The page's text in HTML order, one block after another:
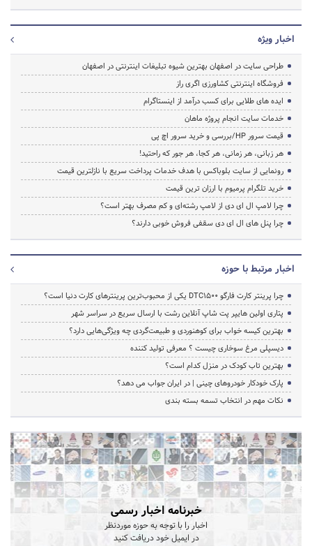
اخبار ویژه
طراحی سایت در اصفهان بهترین شیوه تبلیغات اینترنتی در اصفهان
فروشگاه اینترنتی کشاورزی اگری راز
ایده های طلایی برای کسب درآمد از اینستاگرام
خدمات سایت انجام پروژه ماهان
قیمت سرور HP/بررسی و خرید سرور اچ پی
هر زبانی، هر زمانی، هر کجا، هر جور که راحتید!
رونمایی از سایت بلوباکس با هدف خدمات پرداخت سریع با نازلترین قیمت
خرید تلگرام پرمیوم با ارزان ترین قیمت
چرا لامپ ال ای دی از لامپ رشته‌ای و کم مصرف بهتر است؟
چرا پنل های ال ای دی سقفی فروش خوبی دارند؟
اخبار مرتبط با حوزه
چرا پرینتر کارت فارگو DTC1500 یکی از محبوب‌ترین پرینترهای کارت دنیا است؟
پتاری اولین هایپر پت شاپ آنلاین رشت با ارسال سریع در سراسر شهر
بهترین کیسه خواب برای کوهنوردی و طبیعت‌گردی چه ویژگی‌هایی دارد؟
دیسپلی مرغ سوخاری چیست ؟ معرفی تولید کننده
بهترین تاب کودک در منزل کدام است؟
پارک خودکار خودروهای چینی | در ایران جواب می دهد؟
نکات مهم در انتخاب تسمه بسته بندی
خبرنامه اخبار رسمی
اخبار را با توجه به حوزه موردنظر
در ایمیل خود دریافت کنید